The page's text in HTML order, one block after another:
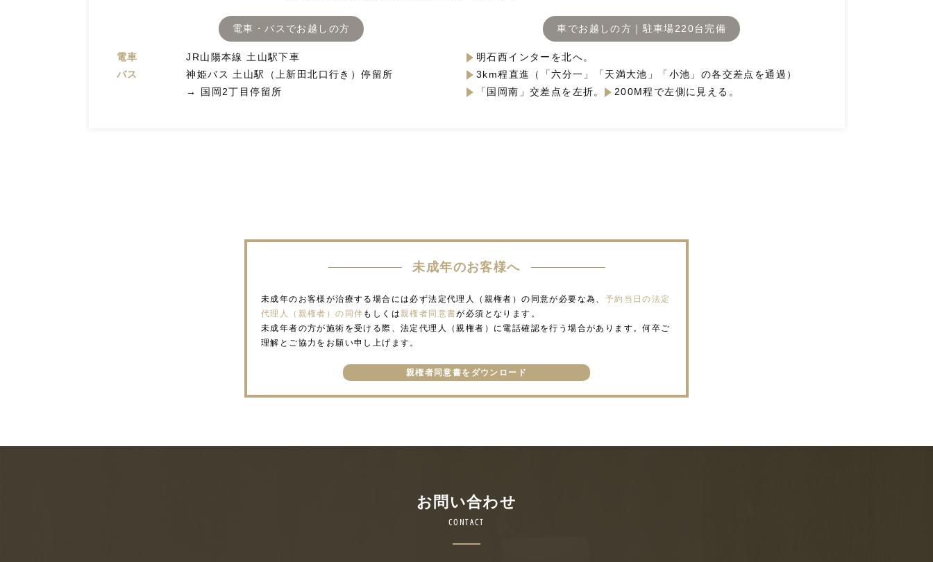
電車・バスでお越しの方
電車
JR山陽本線 土山駅下車
バス
神姫バス 土山駅（上新田北口行き）停留所
→ 国岡2丁目停留所
車でお越しの方｜駐車場220台完備
明石西インターを北へ。
3km程直進（「六分一」「天満大池」「小池」の各交差点を通過）
「国岡南」交差点を左折。
200M程で左側に見える。
未成年のお客様へ
未成年のお客様が治療する場合には必ず法定代理人（親権者）の同意が必要な為、 予約当日の法定
代理人（親権者）の同伴 もしくは親権者同意書が必須となります。
未成年者の方が施術を受ける際、法定代理人（親権者）に電話確認を行う場合があります。何卒ご
理解とご協力をお願い申し上げます。
親権者同意書をダウンロード
お問い合わせ
CONTACT